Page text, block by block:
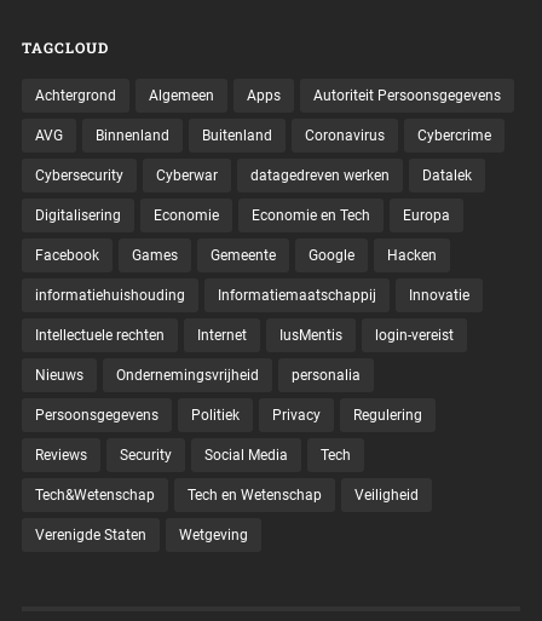
TAGCLOUD
Achtergrond Algemeen Apps Autoriteit Persoonsgegevens
AVG Binnenland Buitenland Coronavirus Cybercrime
Cybersecurity Cyberwar datagedreven werken Datalek
Digitalisering Economie Economie en Tech Europa
Facebook Games Gemeente Google Hacken
informatiehuishouding Informatiemaatschappij Innovatie
Intellectuele rechten Internet IusMentis login-vereist
Nieuws Ondernemingsvrijheid personalia
Persoonsgegevens Politiek Privacy Regulering
Reviews Security Social Media Tech
Tech&Wetenschap Tech en Wetenschap Veiligheid
Verenigde Staten Wetgeving